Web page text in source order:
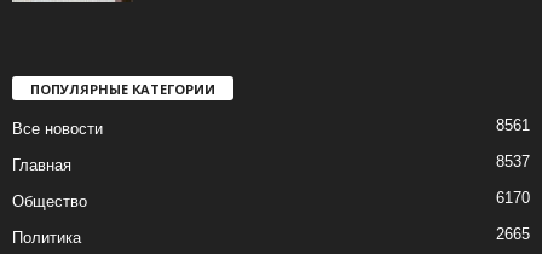
ПОПУЛЯРНЫЕ КАТЕГОРИИ
Все новости 8561
Главная 8537
Общество 6170
Политика 2665